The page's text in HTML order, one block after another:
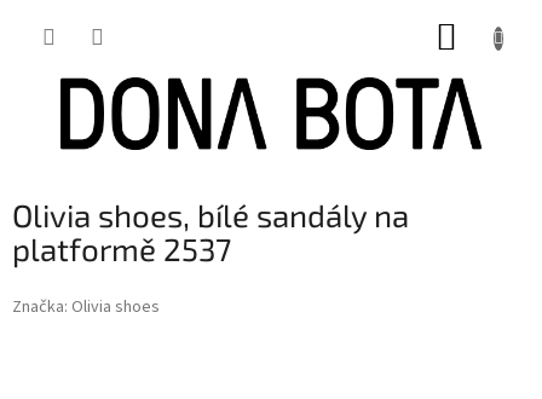
Olivia shoes, bílé sandály na
platformě 2537
Značka: Olivia shoes